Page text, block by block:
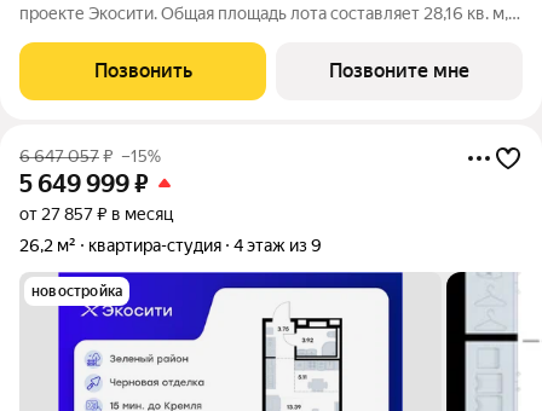
проекте Экосити. Общая площадь лота составляет 28,16 кв. м,
кухонную зону. Номер квартиры - 121 Преимущества квартиры
в Урбан-квартале: -
Позвонить Позвоните мне
6 647 057₽ –15%
5 649 999₽
от 27 857 ₽ в месяц
26,2 м²
квартира-студия 4 этаж из 9
новостройка